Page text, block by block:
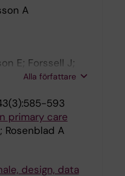
A
E; Forssell J;
S; Magnusson
Alla författare
593
primary care
Rosenblad A
design, data